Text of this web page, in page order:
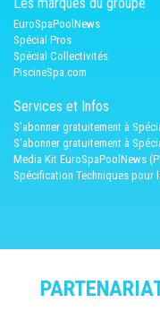
EuroSpaPoolNews
Spécial Pros
Spécial Collectivités
PiscineSpa.com
Services et Infos
S'abonner gratuitement à
S'abonner gratuitement à
Media Kit EuroSpaPoolNews
Spécification Techniques pour